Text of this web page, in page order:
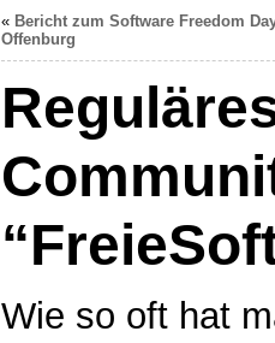
« Bericht zum Software Freedom
Offenburg
Wie so oft hat